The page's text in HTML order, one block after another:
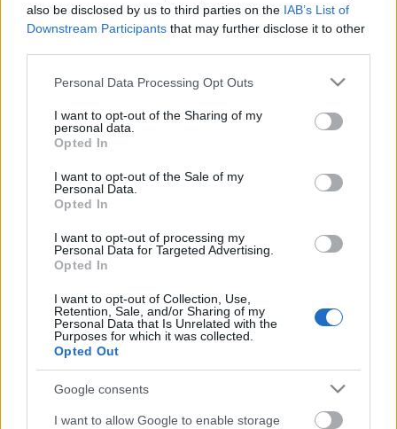
also be disclosed by us to third parties on the IAB’s List of
Downstream Participants that may further disclose it to other
Please note that this website/app uses one or more Google
not limited to your visit or usage behaviour. You may click to
grant or deny consent to Google and its third-party tags to
use your data for below specified purposes in below Google
consent section.
Personal Data Processing Opt Outs
I want to opt-out of the Sharing of my
personal data.
Opted In
I want to opt-out of the Sale of my
Personal Data.
Opted In
I want to opt-out of processing my
Personal Data for Targeted Advertising.
Opted In
I want to opt-out of Collection, Use,
Retention, Sale, and/or Sharing of my
Personal Data that Is Unrelated with the
Purposes for which it was collected.
Opted Out
Google consents
I want to allow Google to enable storage
A legkisebbeknek szánják a szervezőkAz óriás
nyomábancímű zenés mesejátékot. AMeseautócímű
zenés vígjáték mellet része a programsorozatnakA
műsorba – mondta.Tisler Annakiemelte: a
Figaro
házasságacímű előadásban, amelyet június 14-én
láthat a közönség,
Rékasi Károly lesz a főszereplő.
A sümegi Püspöki Palota 2011-ben újulhatott meg,
rendezvénysorozatnak, hiszen a palotaudvarról
feltekintve a megszépült, kivilágított vár magaslik a
millió forintnyi európai uniós beruházás fejében
vállalt kötelezettség az volt, hogy a palotát pezsgő
élettel kell megtölteni, ennek része a színházi
előadássorozat is – szögezte le. Hozzátette: számos
rendezvény ideje alatt, köztük
Udvardi Erzsébet
festőművész tárlata.